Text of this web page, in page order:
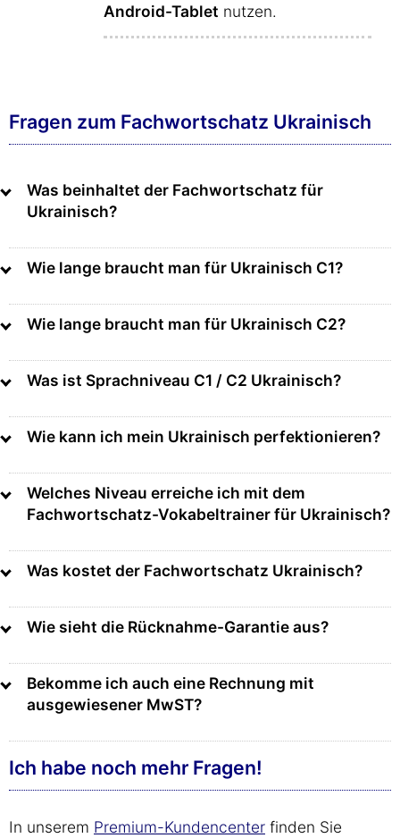
Android-Tablet nutzen.
Fragen zum Fachwortschatz Ukrainisch
Was beinhaltet der Fachwortschatz für
Ukrainisch?
Wie lange braucht man für Ukrainisch C1?
Wie lange braucht man für Ukrainisch C2?
Was ist Sprachniveau C1 / C2 Ukrainisch?
Wie kann ich mein Ukrainisch perfektionieren?
Welches Niveau erreiche ich mit dem
Fachwortschatz-Vokabeltrainer für Ukrainisch?
Was kostet der Fachwortschatz Ukrainisch?
Wie sieht die Rücknahme-Garantie aus?
Bekomme ich auch eine Rechnung mit
ausgewiesener MwST?
Ich habe noch mehr Fragen!
In unserem Premium-Kundencenter finden Sie